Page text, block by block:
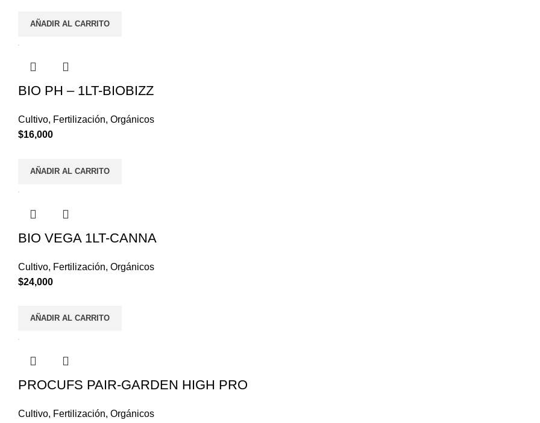
AÑADIR AL CARRITO
BIO PH – 1LT-BIOBIZZ
Cultivo, Fertilización, Orgánicos
$16,000
AÑADIR AL CARRITO
BIO VEGA 1LT-CANNA
Cultivo, Fertilización, Orgánicos
$24,000
AÑADIR AL CARRITO
PROCUFS PAIR-GARDEN HIGH PRO
Cultivo, Fertilización, Orgánicos